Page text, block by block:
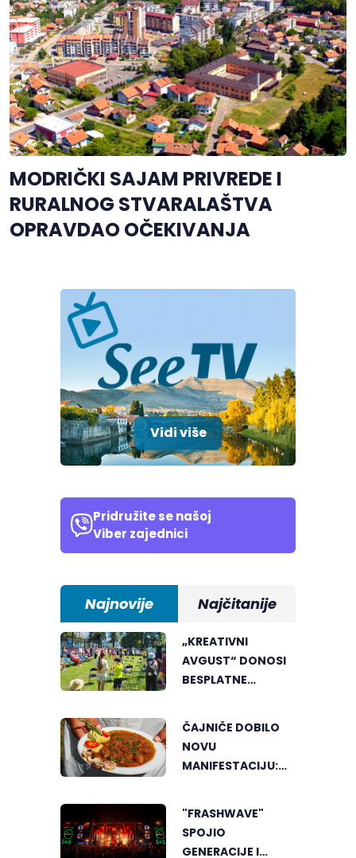
MODRIČKI SAJAM PRIVREDE I
RURALNOG STVARALAŠTVA
OPRAVDAO OČEKIVANJA
Vidi više
Pridružite se našoj
Viber zajednici
Najnovije Najčitanije
„KREATIVNI
AVGUST“ DONOSI
BESPLATNE
DJECU I MLADE
ČAJNIČE DOBILO
NOVU
MANIFESTACIJU:
DOBROG
ZALOGAJA
"FRASHWAVE"
SPOJIO
GENERACIJE I